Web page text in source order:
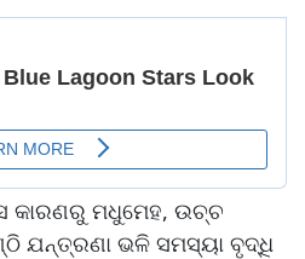
କାରଣରୁ ମଧୁମେହ, ଉଚ୍ଚ
ଯନ୍ତ୍ରଣା ଭଳି ସମସ୍ୟା ବୃଦ୍ଧି